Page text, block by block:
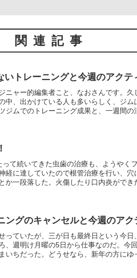
関連記事
いトレーニングと今週のアクテ
ニャー的編集者こと、なおさんです。
中、出かけている人も多いらしく、ジム
ジムでのトレーニング成果と、一週間の
て続いてきた虫歯の治療も、ようやく
経に達していたので根管治療を行い、
か一段落した。火傷したり口内炎ができ
ングのキャンセルと今週のアク
っていたが、三が日も最終日という今
、週明け月曜の5日から仕事なのだ。今
いちだった。どうせなら、新年の方にゆ